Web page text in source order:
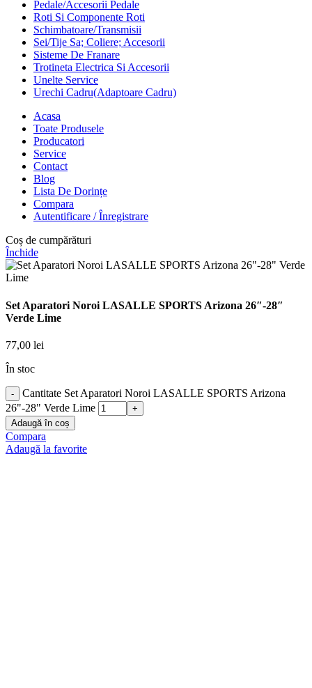
Pedale/Accesorii Pedale
Roti Si Componente Roti
Schimbatoare/Transmisii
Sei/Tije Sa; Coliere; Accesorii
Sisteme De Franare
Trotineta Electrica Si Accesorii
Unelte Service
Urechi Cadru(Adaptoare Cadru)
Acasa
Toate Produsele
Producatori
Service
Contact
Blog
Lista De Dorințe
Compara
Autentificare / Înregistrare
Coș de cumpărături
Închide
Set Aparatori Noroi LASALLE SPORTS Arizona 26″-28″
Verde Lime
77,00 lei
În stoc
Cantitate Set Aparatori Noroi LASALLE SPORTS Arizona
26"-28" Verde Lime
Adaugă în coș
Compara
Adaugă la favorite